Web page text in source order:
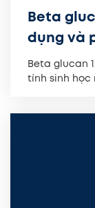
Beta
dụng và
Beta glucan
tính sinh học